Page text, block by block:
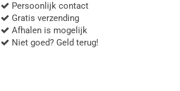
Persoonlijk contact
Gratis verzending
Afhalen is mogelijk
Niet goed? Geld terug!